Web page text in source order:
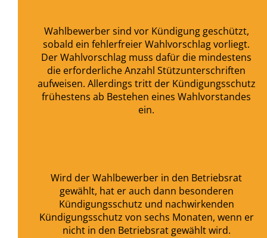
Wahlbewerber sind vor Kündigung geschützt,
sobald ein fehlerfreier Wahlvorschlag vorliegt.
Der Wahlvorschlag muss dafür die mindestens
die erforderliche Anzahl Stützunterschriften
aufweisen. Allerdings tritt der Kündigungsschutz
frühestens ab Bestehen eines Wahlvorstandes
ein.
Wird der Wahlbewerber in den Betriebsrat
gewählt, hat er auch dann besonderen
Kündigungsschutz und nachwirkenden
Kündigungsschutz von sechs Monaten, wenn er
nicht in den Betriebsrat gewählt wird.